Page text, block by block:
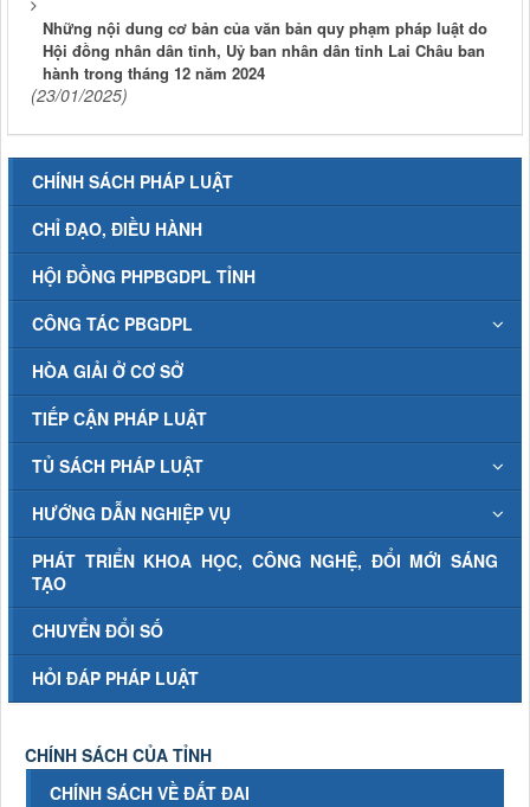
Những nội dung cơ bản của văn bản quy phạm pháp luật do
Hội đồng nhân dân tỉnh, Uỷ ban nhân dân tỉnh Lai Châu ban
hành trong tháng 12 năm 2024
(23/01/2025)
CHÍNH SÁCH PHÁP LUẬT
CHỈ ĐẠO, ĐIỀU HÀNH
HỘI ĐỒNG PHPBGDPL TỈNH
CÔNG TÁC PBGDPL
HÒA GIẢI Ở CƠ SỞ
TIẾP CẬN PHÁP LUẬT
TỦ SÁCH PHÁP LUẬT
HƯỚNG DẪN NGHIỆP VỤ
PHÁT TRIỂN KHOA HỌC, CÔNG NGHỆ, ĐỔI MỚI SÁNG
TẠO
CHUYỂN ĐỔI SỐ
HỎI ĐÁP PHÁP LUẬT
CHÍNH SÁCH CỦA TỈNH
CHÍNH SÁCH VỀ ĐẤT ĐAI